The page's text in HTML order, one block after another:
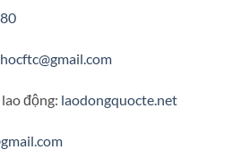
động: laodongquocte.net